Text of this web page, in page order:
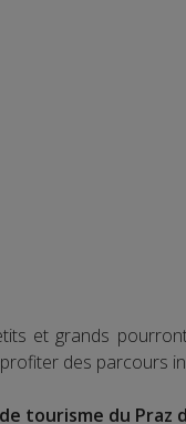
et grands
des parcours
tourisme du Praz